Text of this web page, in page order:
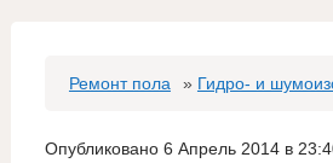
Ремонт пола » Гидро- и
Опубликовано 6 Апрель 2014 в